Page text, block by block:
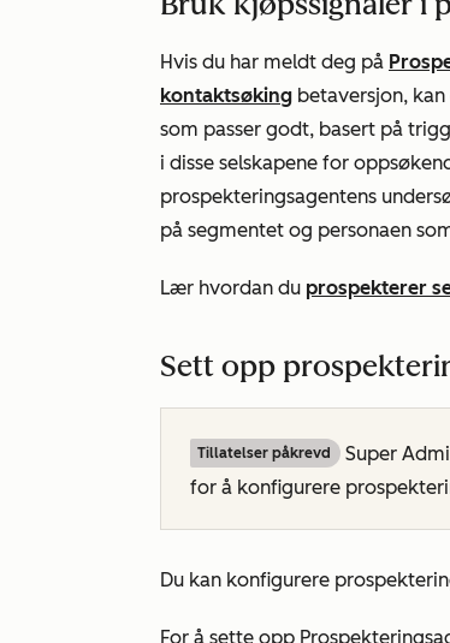
Hvis du har meldt deg på
kontaktsøking betaversjon,
som passer godt, basert på
i disse selskapene for
prospekteringsagentens
på segmentet og personaen
Lær hvordan du prospekterer
Sett opp
Tillatelser påkrevd
Super
for å konfigurere
Du kan konfigurere
For å sette opp